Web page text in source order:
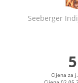
Seeberger
5
Cijena za